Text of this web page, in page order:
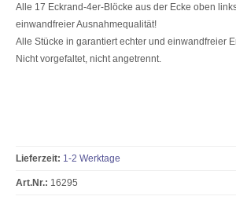
Alle 17 Eckrand-4er-Blöcke aus der Ecke oben
einwandfreier Ausnahmequalität!
Alle Stücke in garantiert echter und einwandfreier
Nicht vorgefaltet, nicht angetrennt.
Lieferzeit: 1-2 Werktage
Art.Nr.: 16295